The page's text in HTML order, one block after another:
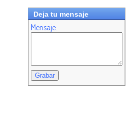
Deja tu mensaje
Mensaje: